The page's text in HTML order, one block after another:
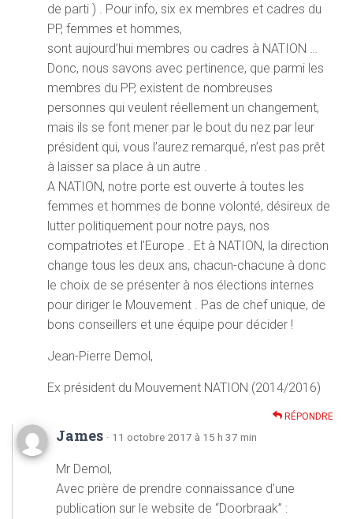
de parti ) . Pour info, six ex membres et cadres du
PP, femmes et hommes,
sont aujourd’hui membres ou cadres à NATION …
Donc, nous savons avec pertinence, que parmi les
membres du PP, existent de nombreuses
personnes qui veulent réellement un changement,
mais ils se font mener par le bout du nez par leur
président qui, vous l’aurez remarqué, n’est pas prêt
à laisser sa place à un autre .
A NATION, notre porte est ouverte à toutes les
femmes et hommes de bonne volonté, désireux de
lutter politiquement pour notre pays, nos
compatriotes et l’Europe . Et à NATION, la direction
change tous les deux ans, chacun-chacune à donc
le choix de se présenter à nos élections internes
pour diriger le Mouvement . Pas de chef unique, de
bons conseillers et une équipe pour décider !
Jean-Pierre Demol,
Ex président du Mouvement NATION (2014/2016)
RÉPONDRE
James · 11 octobre 2017 à 15 h 37 min
Mr Demol,
Avec prière de prendre connaissance d’une
publication sur le website de “Doorbraak” :